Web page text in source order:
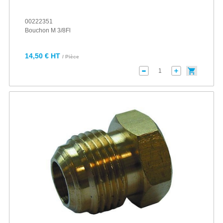
00222351
Bouchon M 3/8Fl
14,50 € HT / Pièce